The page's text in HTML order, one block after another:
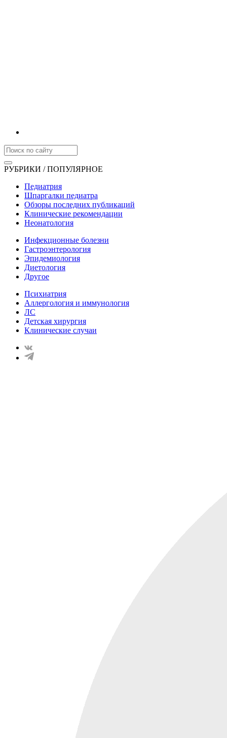
РУБРИКИ / ПОПУЛЯРНОЕ
Педиатрия
Шпаргалки педиатра
Обзоры последних публикаций
Клинические рекомендации
Неонатология
Инфекционные болезни
Гастроэнтерология
Эпидемиология
Диетология
Другое
Психиатрия
Аллергология и иммунология
ЛС
Детская хирургия
Клинические случаи